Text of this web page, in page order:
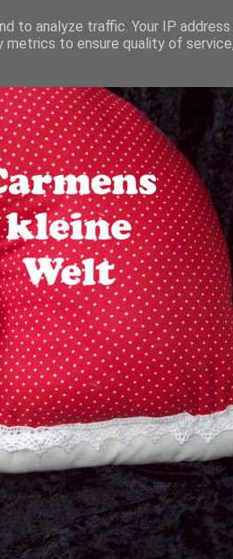
to analyze traffic. Your IP
to ensure quality of